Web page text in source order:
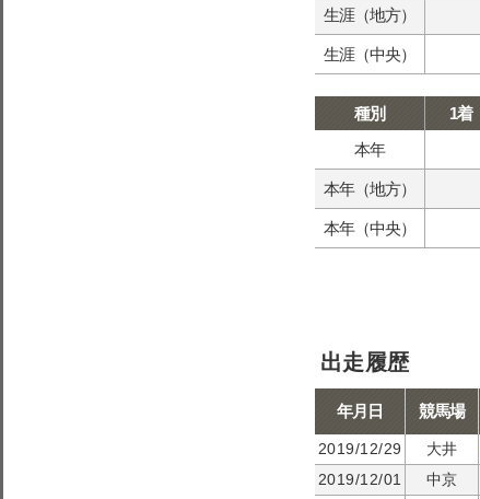
生涯（地方）
生涯（中央）
種別 1着
本年
本年（地方）
本年（中央）
出走履歴
年月日 競馬場
2019/12/29 大井
2019/12/01
中京